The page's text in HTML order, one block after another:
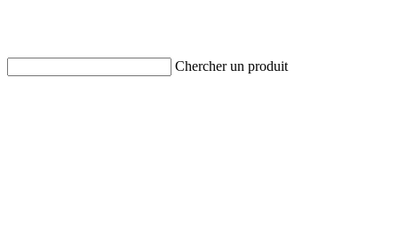
Chercher un produit